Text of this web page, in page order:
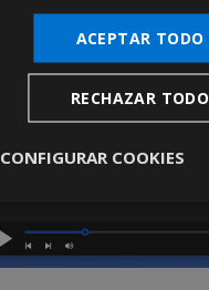
ACEPTAR TODO
RECHAZAR TODO
CONFIGURAR COOKIES